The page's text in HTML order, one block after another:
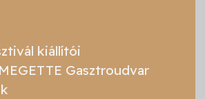
kiállítói
Gasztroudvar